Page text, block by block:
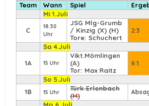
Team Wann Spiel
Mi 1.Juli
C
18.30
Uhr
JSG Mlg-Grumb
/ Kinzig (X) (H)
Tore: Schuchert
2:3
Sa 4.Juli
1A 15 Uhr
Vikt.Mömlingen
(A)
Tor: Max Raitz
6:1
So 5.Juli
1B
15 Uhr
Türk Erlenbach
(H)
Mo 6.Juli